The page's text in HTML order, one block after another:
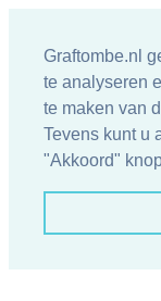
Graftombe.nl
te analyseren
te maken van
Tevens kunt u
"Akkoord"